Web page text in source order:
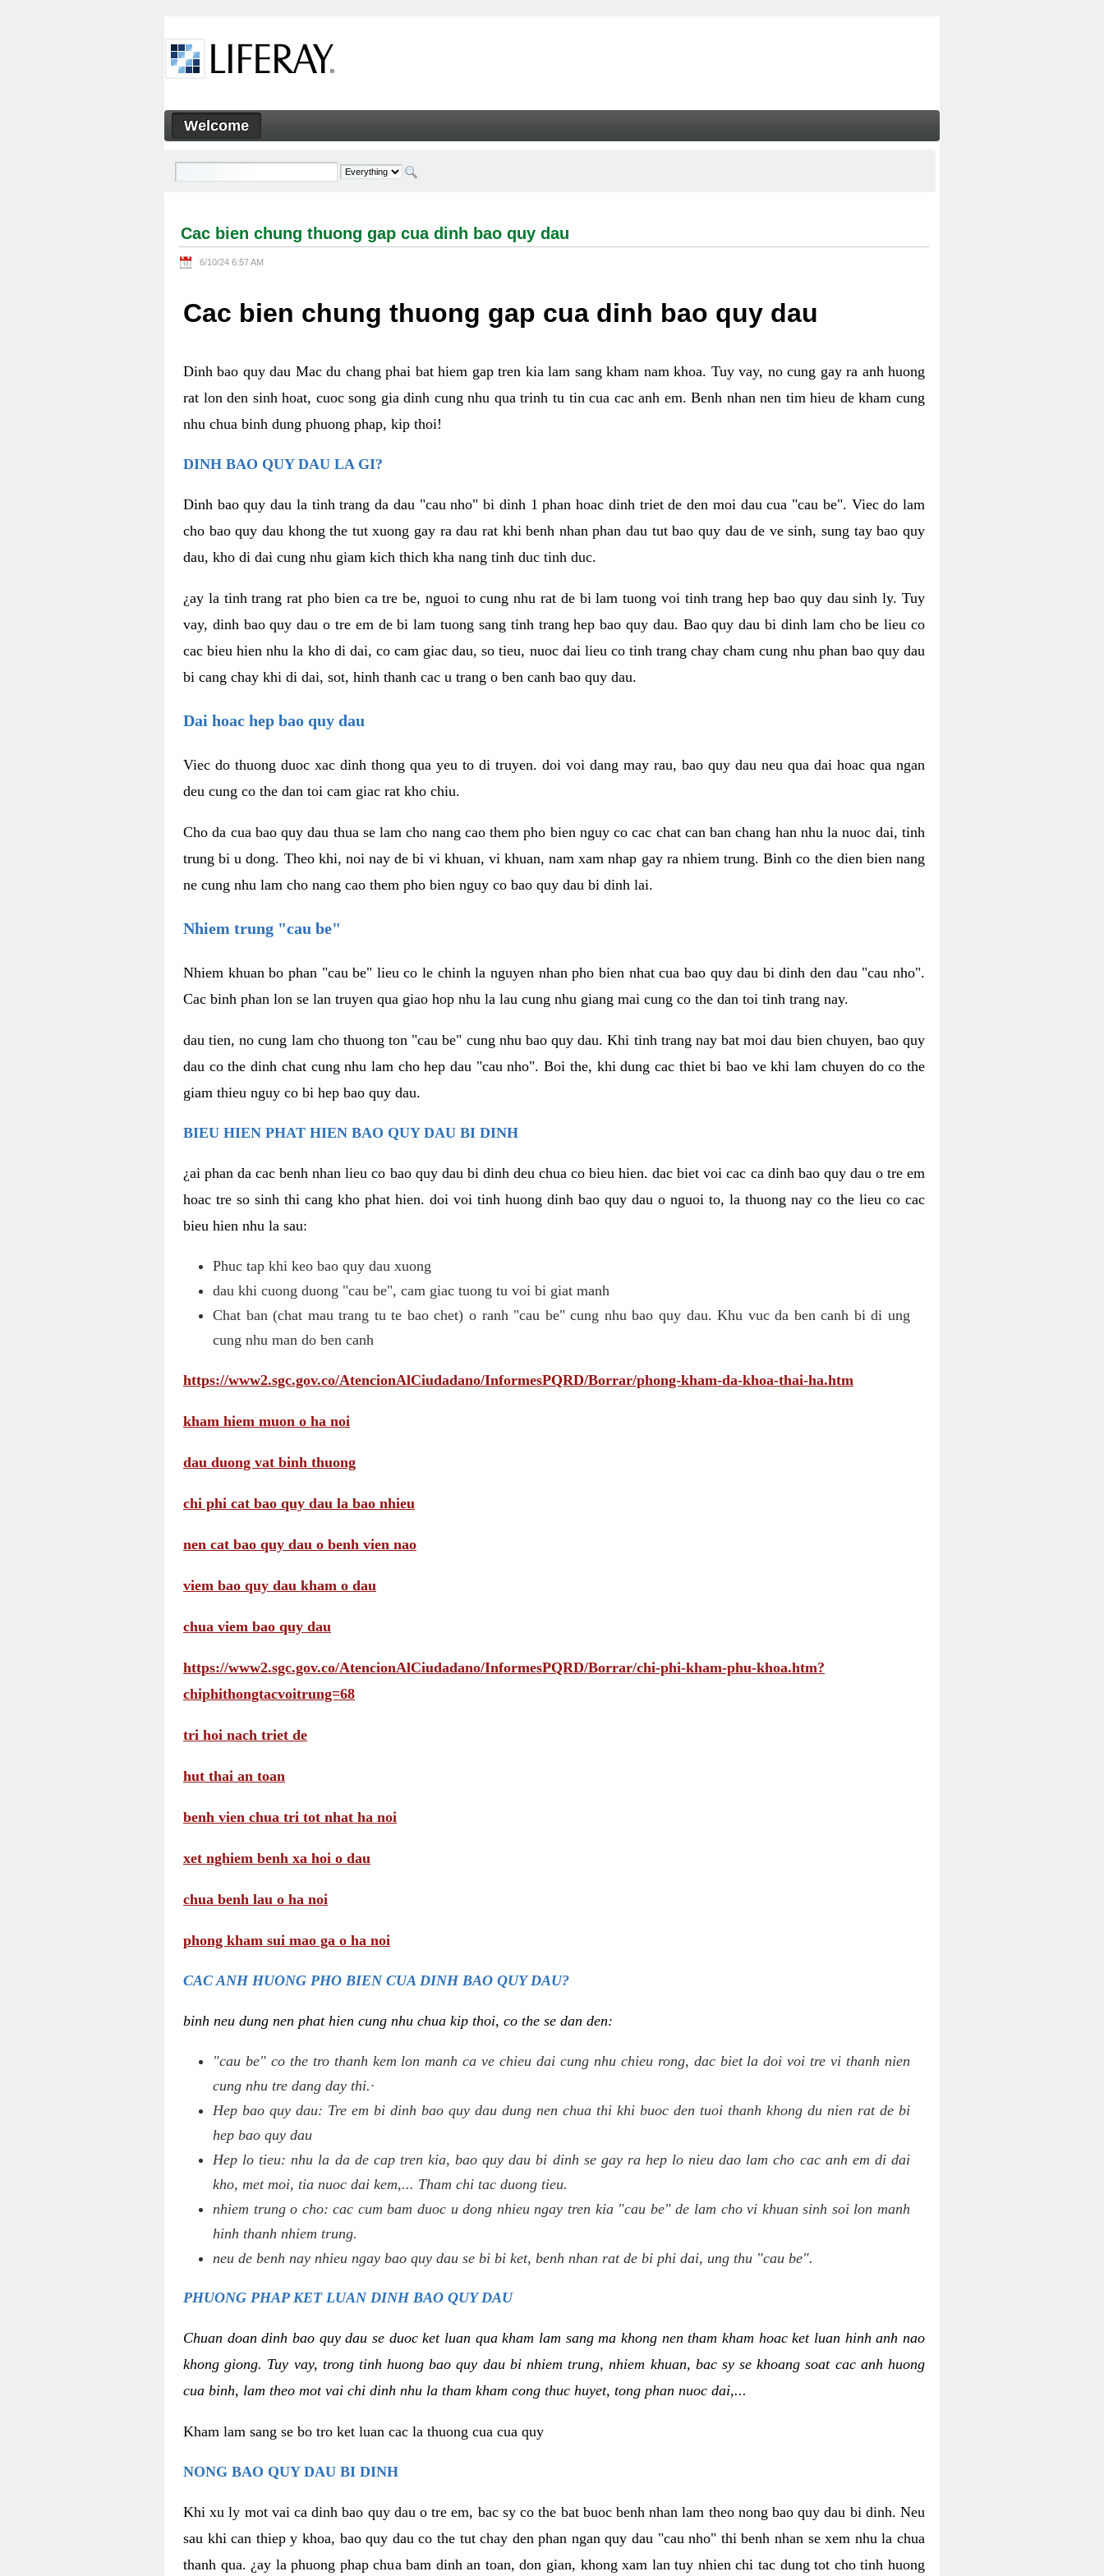
Cac bien chung thuong gap cua dinh bao quy dau - Welcome
Navigation
Welcome
Cac bien chung thuong gap cua dinh bao quy dau
6/10/24 6:57 AM
Cac bien chung thuong gap cua dinh bao quy dau
Dinh bao quy dau Mac du chang phai bat hiem gap tren kia lam sang kham nam khoa. Tuy vay, no cung gay ra anh huong
rat lon den sinh hoat, cuoc song gia dinh cung nhu qua trinh tu tin cua cac anh em. Benh nhan nen tim hieu de kham cung
nhu chua binh dung phuong phap, kip thoi!
DINH BAO QUY DAU LA GI?
Dinh bao quy dau la tinh trang da dau "cau nho" bi dinh 1 phan hoac dinh triet de den moi dau cua "cau be". Viec do lam
cho bao quy dau khong the tut xuong gay ra dau rat khi benh nhan phan dau tut bao quy dau de ve sinh, sung tay bao quy
dau, kho di dai cung nhu giam kich thich kha nang tinh duc tinh duc.
¿ay la tinh trang rat pho bien ca tre be, nguoi to cung nhu rat de bi lam tuong voi tinh trang hep bao quy dau sinh ly. Tuy
vay, dinh bao quy dau o tre em de bi lam tuong sang tinh trang hep bao quy dau. Bao quy dau bi dinh lam cho be lieu co
cac bieu hien nhu la kho di dai, co cam giac dau, so tieu, nuoc dai lieu co tinh trang chay cham cung nhu phan bao quy dau
bi cang chay khi di dai, sot, hinh thanh cac u trang o ben canh bao quy dau.
Dai hoac hep bao quy dau
Viec do thuong duoc xac dinh thong qua yeu to di truyen. doi voi dang may rau, bao quy dau neu qua dai hoac qua ngan
deu cung co the dan toi cam giac rat kho chiu.
Cho da cua bao quy dau thua se lam cho nang cao them pho bien nguy co cac chat can ban chang han nhu la nuoc dai, tinh
trung bi u dong. Theo khi, noi nay de bi vi khuan, vi khuan, nam xam nhap gay ra nhiem trung. Binh co the dien bien nang
ne cung nhu lam cho nang cao them pho bien nguy co bao quy dau bi dinh lai.
Nhiem trung "cau be"
Nhiem khuan bo phan "cau be" lieu co le chinh la nguyen nhan pho bien nhat cua bao quy dau bi dinh den dau "cau nho".
Cac binh phan lon se lan truyen qua giao hop nhu la lau cung nhu giang mai cung co the dan toi tinh trang nay.
dau tien, no cung lam cho thuong ton "cau be" cung nhu bao quy dau. Khi tinh trang nay bat moi dau bien chuyen, bao quy
dau co the dinh chat cung nhu lam cho hep dau "cau nho". Boi the, khi dung cac thiet bi bao ve khi lam chuyen do co the
giam thieu nguy co bi hep bao quy dau.
BIEU HIEN PHAT HIEN BAO QUY DAU BI DINH
¿ai phan da cac benh nhan lieu co bao quy dau bi dinh deu chua co bieu hien. dac biet voi cac ca dinh bao quy dau o tre em
hoac tre so sinh thi cang kho phat hien. doi voi tinh huong dinh bao quy dau o nguoi to, la thuong nay co the lieu co cac
bieu hien nhu la sau:
Phuc tap khi keo bao quy dau xuong
dau khi cuong duong "cau be", cam giac tuong tu voi bi giat manh
Chat ban (chat mau trang tu te bao chet) o ranh "cau be" cung nhu bao quy dau. Khu vuc da ben canh bi di ung
cung nhu man do ben canh
https://www2.sgc.gov.co/AtencionAlCiudadano/InformesPQRD/Borrar/phong-kham-da-khoa-thai-ha.htm
kham hiem muon o ha noi
dau duong vat binh thuong
chi phi cat bao quy dau la bao nhieu
nen cat bao quy dau o benh vien nao
viem bao quy dau kham o dau
chua viem bao quy dau
https://www2.sgc.gov.co/AtencionAlCiudadano/InformesPQRD/Borrar/chi-phi-kham-phu-khoa.htm?
chiphithongtacvoitrung=68
tri hoi nach triet de
hut thai an toan
benh vien chua tri tot nhat ha noi
xet nghiem benh xa hoi o dau
chua benh lau o ha noi
phong kham sui mao ga o ha noi
CAC ANH HUONG PHO BIEN CUA DINH BAO QUY DAU?
binh neu dung nen phat hien cung nhu chua kip thoi, co the se dan den:
"cau be" co the tro thanh kem lon manh ca ve chieu dai cung nhu chieu rong, dac biet la doi voi tre vi thanh nien
cung nhu tre dang day thi.·
Hep bao quy dau: Tre em bi dinh bao quy dau dung nen chua thi khi buoc den tuoi thanh khong du nien rat de bi
hep bao quy dau
Hep lo tieu: nhu la da de cap tren kia, bao quy dau bi dinh se gay ra hep lo nieu dao lam cho cac anh em di dai
kho, met moi, tia nuoc dai kem,... Tham chi tac duong tieu.
nhiem trung o cho: cac cum bam duoc u dong nhieu ngay tren kia "cau be" de lam cho vi khuan sinh soi lon manh
hinh thanh nhiem trung.
neu de benh nay nhieu ngay bao quy dau se bi bi ket, benh nhan rat de bi phi dai, ung thu "cau be".
PHUONG PHAP KET LUAN DINH BAO QUY DAU
Chuan doan dinh bao quy dau se duoc ket luan qua kham lam sang ma khong nen tham kham hoac ket luan hinh anh nao
khong giong. Tuy vay, trong tinh huong bao quy dau bi nhiem trung, nhiem khuan, bac sy se khoang soat cac anh huong
cua binh, lam theo mot vai chi dinh nhu la tham kham cong thuc huyet, tong phan nuoc dai,...
Kham lam sang se bo tro ket luan cac la thuong cua cua quy
NONG BAO QUY DAU BI DINH
Khi xu ly mot vai ca dinh bao quy dau o tre em, bac sy co the bat buoc benh nhan lam theo nong bao quy dau bi dinh. Neu
sau khi can thiep y khoa, bao quy dau co the tut chay den phan ngan quy dau "cau nho" thi benh nhan se xem nhu la chua
thanh qua. ¿ay la phuong phap chua bam dinh an toan, don gian, khong xam lan tuy nhien chi tac dung tot cho tinh huong